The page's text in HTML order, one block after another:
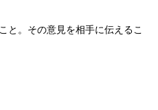
と。その意見を相手に伝えるこ